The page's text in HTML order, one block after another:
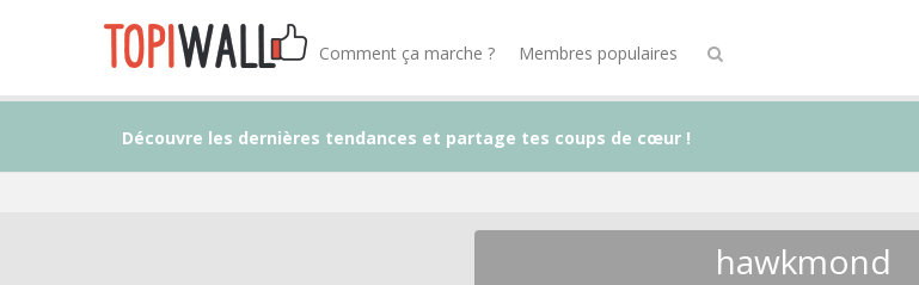
Comment ça marche ? Membres populaires
Découvre les dernières tendances et partage tes coups de cœur !
hawkmond